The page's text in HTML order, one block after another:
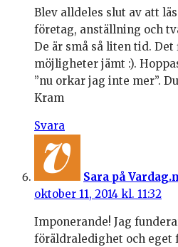
Blev alldeles slut av att
företag, anställning och
De är små så liten tid. Det
möjligheter jämt :).
”nu orkar jag inte mer”.
Kram
Svara
Sara på
oktober 11, 2014 kl. 11:32
Imponerande! Jag
föräldraledighet och eget